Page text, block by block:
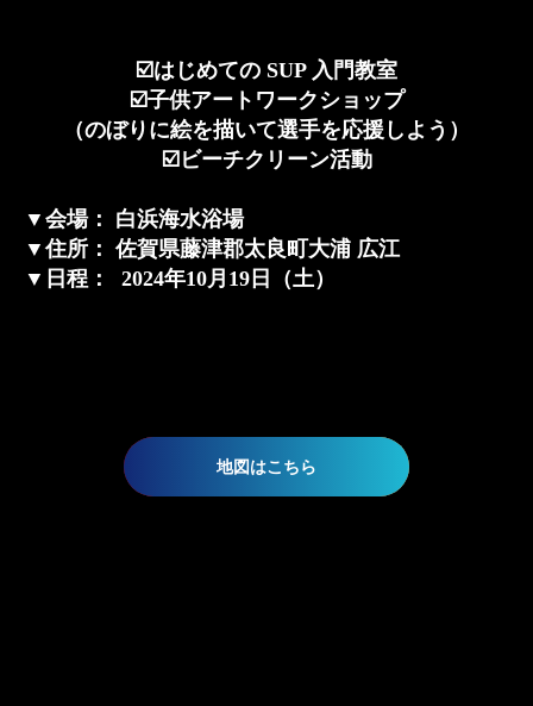
☑️はじめての SUP 入門教室
☑️子供アートワークショップ
（のぼりに絵を描いて選手を応援しよう）
☑️ビーチクリーン活動
▼ 会場： 白浜海水浴場
▼住所 ：佐賀県藤津郡太良町大浦 広江
▼ 日程 ： 2024年10月19日（土）
地図はこちら